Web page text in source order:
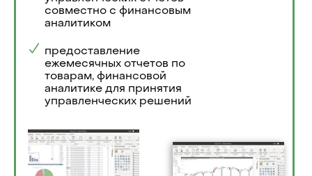
совместно с финансовым
аналитиком
предоставление
ежемесячных отчетов по
товарам, финансовой
аналитике для принятия
управленческих решений